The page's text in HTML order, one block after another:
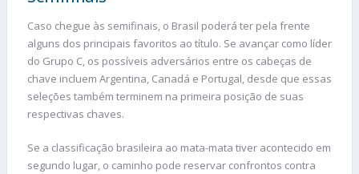
Caso chegue às semifinais, o Brasil poderá ter pela frente
alguns dos principais favoritos ao título. Se avançar como líder
do Grupo C, os possíveis adversários entre os cabeças de
chave incluem Argentina, Canadá e Portugal, desde que essas
seleções também terminem na primeira posição de suas
respectivas chaves.
Se a classificação brasileira ao mata-mata tiver acontecido em
segundo lugar, o caminho pode reservar confrontos contra